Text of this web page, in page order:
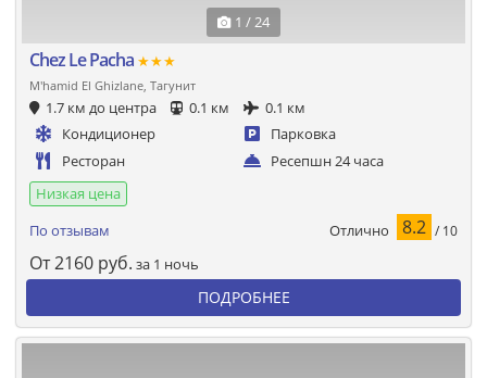
1 / 24
Chez Le Pacha ★★★
M'hamid El Ghizlane, Тагунит
1.7 км до центра 0.1 км
0.1 км
Кондиционер
Парковка
Ресторан
Ресепшн 24 часа
Низкая цена
По отзывам
Отлично 8.2 / 10
От2160 руб. за 1 ночь
ПОДРОБНЕЕ